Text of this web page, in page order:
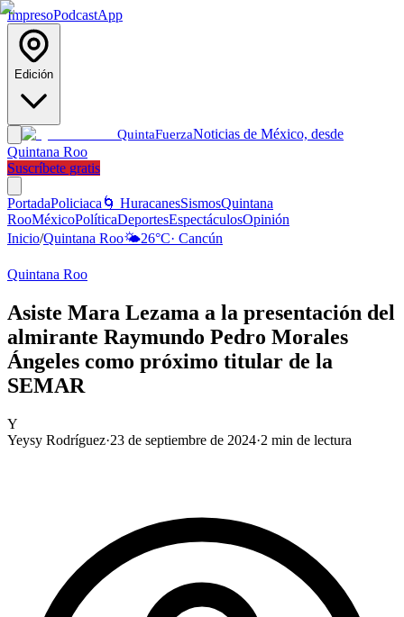
ImpresoPodcastApp
Edición
QuintaFuerzaNoticias de México, desde
Quintana Roo
Suscríbete gratis
PortadaPoliciaca 🌀 HuracanesSismosQuintana
RooMéxicoPolíticaDeportesEspectáculosOpinión
Inicio/Quintana Roo🌤️26°C· Cancún
Quintana Roo
Asiste Mara Lezama a la presentación del
almirante Raymundo Pedro Morales
Ángeles como próximo titular de la
SEMAR
Y
Yeysy Rodríguez·23 de septiembre de 2024·2 min de lectura